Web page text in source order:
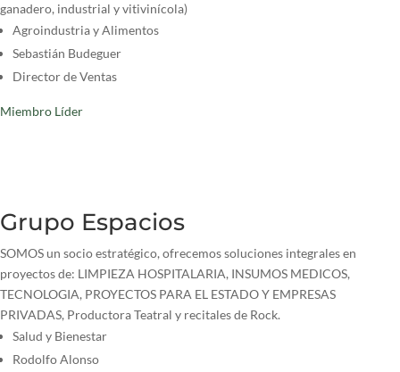
ganadero, industrial y vitivinícola)
Agroindustria y Alimentos
Sebastián Budeguer
Director de Ventas
Miembro Líder
Grupo Espacios
SOMOS un socio estratégico, ofrecemos soluciones integrales en
proyectos de: LIMPIEZA HOSPITALARIA, INSUMOS MEDICOS,
TECNOLOGIA, PROYECTOS PARA EL ESTADO Y EMPRESAS
PRIVADAS, Productora Teatral y recitales de Rock.
Salud y Bienestar
Rodolfo Alonso